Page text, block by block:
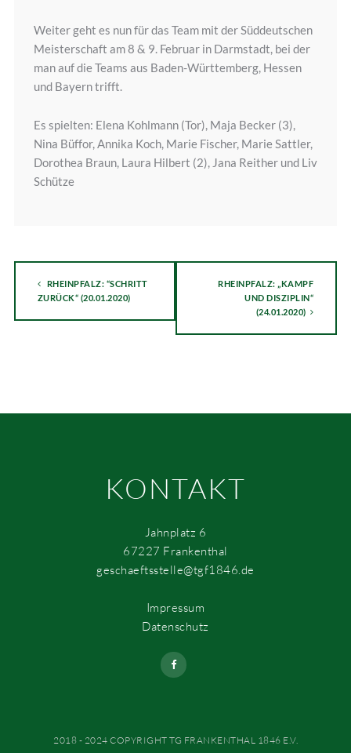
Weiter geht es nun für das Team mit der Süddeutschen
Meisterschaft am 8 & 9. Februar in Darmstadt, bei der
man auf die Teams aus Baden-Württemberg, Hessen
und Bayern trifft.
Es spielten: Elena Kohlmann (Tor), Maja Becker (3),
Nina Büffor, Annika Koch, Marie Fischer, Marie Sattler,
Dorothea Braun, Laura Hilbert (2), Jana Reither und Liv
Schütze
RHEINPFALZ: “SCHRITT
ZURÜCK“ (20.01.2020)
RHEINPFALZ: „KAMPF
UND DISZIPLIN“
(24.01.2020)
KONTAKT
Jahnplatz 6
67227 Frankenthal
geschaeftsstelle@tgf1846.de
Impressum
Datenschutz
2018 - 2024 COPYRIGHT TG FRANKENTHAL 1846 E.V.